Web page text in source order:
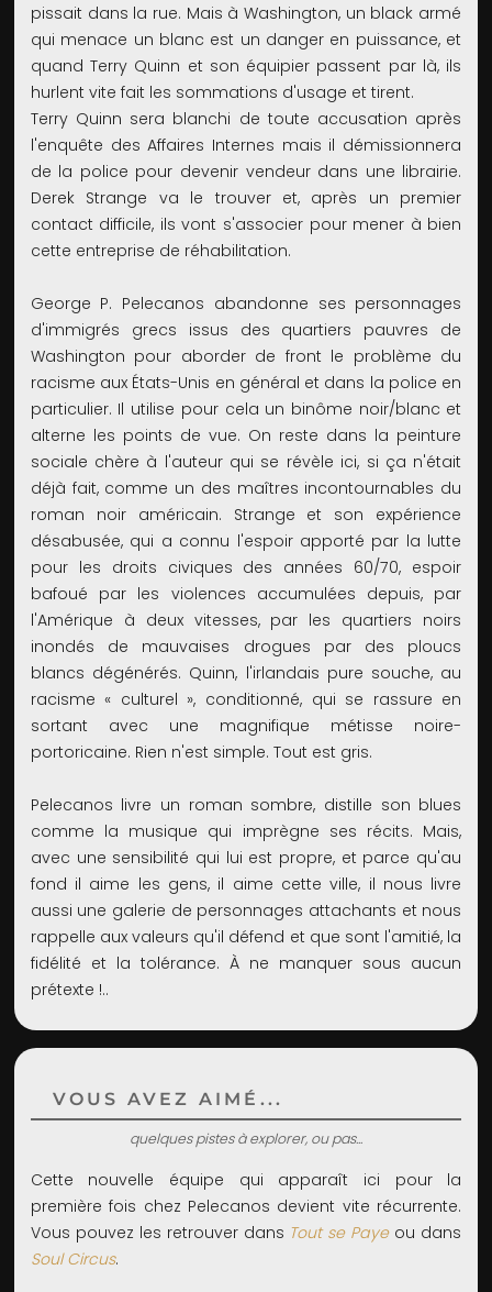
pissait dans la rue. Mais à Washington, un black armé
qui menace un blanc est un danger en puissance, et
quand Terry Quinn et son équipier passent par là, ils
hurlent vite fait les sommations d'usage et tirent.
Terry Quinn sera blanchi de toute accusation après
l'enquête des Affaires Internes mais il démissionnera
de la police pour devenir vendeur dans une librairie.
Derek Strange va le trouver et, après un premier
contact difficile, ils vont s'associer pour mener à bien
cette entreprise de réhabilitation.
George P. Pelecanos abandonne ses personnages
d'immigrés grecs issus des quartiers pauvres de
Washington pour aborder de front le problème du
racisme aux États-Unis en général et dans la police en
particulier. Il utilise pour cela un binôme noir/blanc et
alterne les points de vue. On reste dans la peinture
sociale chère à l'auteur qui se révèle ici, si ça n'était
déjà fait, comme un des maîtres incontournables du
roman noir américain. Strange et son expérience
désabusée, qui a connu l'espoir apporté par la lutte
pour les droits civiques des années 60/70, espoir
bafoué par les violences accumulées depuis, par
l'Amérique à deux vitesses, par les quartiers noirs
inondés de mauvaises drogues par des ploucs
blancs dégénérés. Quinn, l'irlandais pure souche, au
racisme « culturel », conditionné, qui se rassure en
sortant avec une magnifique métisse noire-
portoricaine. Rien n'est simple. Tout est gris.
Pelecanos livre un roman sombre, distille son blues
comme la musique qui imprègne ses récits. Mais,
avec une sensibilité qui lui est propre, et parce qu'au
fond il aime les gens, il aime cette ville, il nous livre
aussi une galerie de personnages attachants et nous
rappelle aux valeurs qu'il défend et que sont l'amitié, la
fidélité et la tolérance. À ne manquer sous aucun
prétexte !..
VOUS AVEZ AIMÉ...
quelques pistes à explorer, ou pas...
Cette nouvelle équipe qui apparaît ici pour la
première fois chez Pelecanos devient vite récurrente.
Vous pouvez les retrouver dans Tout se Payeou dans
Soul Circus.